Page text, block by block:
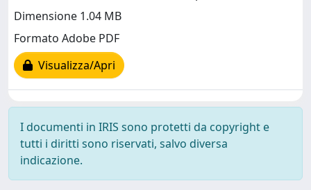
Dimensione 1.04 MB
Formato Adobe PDF
Visualizza/Apri
I documenti in IRIS sono protetti da copyright e
tutti i diritti sono riservati, salvo diversa
indicazione.